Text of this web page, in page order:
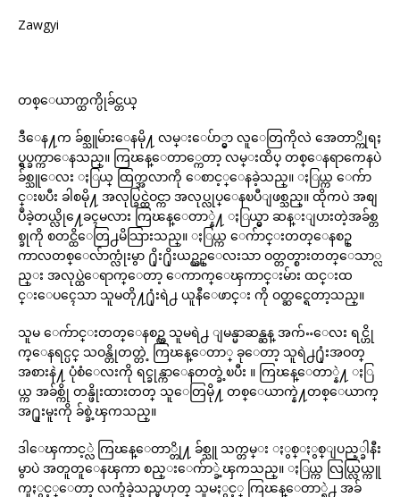
Zawgyi
တစ္ေယာက္ထက္ပိုခ်င္တယ္
ဒီေန႔က ခ်စ္သူမ်ားေနမို႔ လမ္းေပ်ာ္မွာ လူေတြကိုလဲ အေတာ္ကိုရႈ
ပ္ရွပ္ခက္ကာေနသည္။ ကြၽန္ေတာ္ကေတာ့ လမ္းထိပ္ တစ္ေနရာကေနပဲ
ခ်စ္သူေလး ႏြယ္ ထြက္အလာကို ေစာင့္ေနခဲ့သည္။ ႏြယ္က ေက်ာ
င္းၿပီး ခါစမို႔ အလုပ္ခြင္ထဲဝင္ကာ အလုပ္လုပ္ေနၿပီျဖစ္သည္။ ထိုကပဲ အစျ
ပဳခဲ့တယ္လို႔ေခၚမလား ကြၽန္ေတာ္နဲ႔ ႏြယ္မွာ ဆန္းျပားတဲ့အခ်စ္တ
စ္ခုကို စတင္ထိေတြ႕မိသြားသည္။ ႏြယ္က ေက်ာင္းတတ္ေနစဥ္
ကာလတစ္ေလ်ာက္လုံးမွာ ႐ိုး႐ိုးယဥ္ယဥ္ေလးသာ ဝတ္တတ္စားတတ္ေသာ္လ
ည္း အလုပ္ထဲေရာက္ေတာ့ ေကာက္ေၾကာင္းမ်ား ထင္းထ
င္းေပၚေသာ သူမတို႔႐ုံးရဲ႕ ယူနီေဖာင္း ကို ဝတ္ဆင္ရေတာ့သည္။
သူမ ေက်ာင္းတတ္ေနစဥ္က သူမရဲ႕ ျမန္မာဆန္ဆန္ အက်ႌေလး ရင္ဟို
က္ေနရင္ပင္ သဝန္တိုတတ္တဲ့ ကြၽန္ေတာ္ ခုေတာ့ သူရဲ႕႐ုံးအဝတ္
အစားနဲ႔ ပုံစံေလးကို ရင္ခုန္ကာေနတတ္ခဲ့ၿပီး ။ ကြၽန္ေတာ္နဲ႔ ႏြ
ယ္က အခ်စ္ကို တန္ဖိုးထားတတ္ သူေတြမို႔ တစ္ေယာက္နဲ႔တစ္ေယာက္
အ႐ူးမူးကို ခ်စ္ခဲ့ၾကသည္။
ဒါေၾကာင့္လဲ ကြၽန္ေတာ္တို႔ ခ်စ္သူ သက္တမ္း ႏွစ္ႏွစ္ျပည့္ခါနီး
မွာပဲ အတူတူေနၾကာ စည္းေက်ာ္ခဲ့ၾကသည္။ ႏြယ္က လြယ္လြယ္ကူ
ကူႏွင့္ေတာ့ လက္ခံခဲ့သည္မဟုတ္ သူမႏွင့္ ကြၽန္ေတာ္ရဲ႕ အခ်